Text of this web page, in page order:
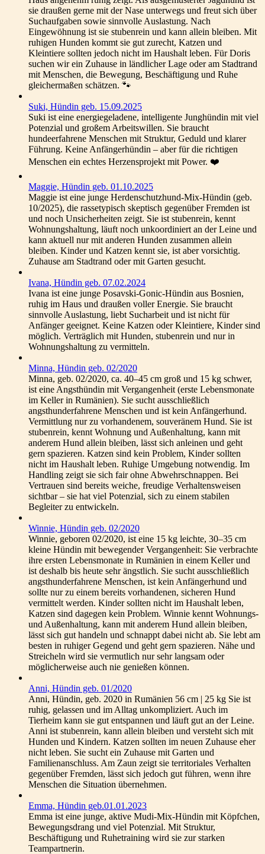
sie draußen gerne mit der Nase unterwegs und freut sich über
Suchaufgaben sowie sinnvolle Auslastung. Nach
Eingewöhnung ist sie stubenrein und kann allein bleiben. Mit
ruhigen Hunden kommt sie gut zurecht, Katzen und
Kleintiere sollten jedoch nicht im Haushalt leben. Für Doris
suchen wir ein Zuhause in ländlicher Lage oder am Stadtrand
mit Menschen, die Bewegung, Beschäftigung und Ruhe
gleichermaßen schätzen. 🐾
Suki, Hündin geb. 15.09.2025
Suki ist eine energiegeladene, intelligente Junghündin mit viel
Potenzial und großem Arbeitswillen. Sie braucht
hundeerfahrene Menschen mit Struktur, Geduld und klarer
Führung. Keine Anfängerhündin – aber für die richtigen
Menschen ein echtes Herzensprojekt mit Power. ❤️
Maggie, Hündin geb. 01.10.2025
Maggie ist eine junge Herdenschutzhund-Mix-Hündin (geb.
10/2025), die rassetypisch skeptisch gegenüber Fremden ist
und noch Unsicherheiten zeigt. Sie ist stubenrein, kennt
Wohnungshaltung, läuft noch unkoordiniert an der Leine und
kann aktuell nur mit anderen Hunden zusammen allein
bleiben. Kinder und Katzen kennt sie, ist aber vorsichtig.
Zuhause am Stadtrand oder mit Garten gesucht.
Ivana, Hündin geb. 07.02.2024
Ivana ist eine junge Posavski-Gonic-Hündin aus Bosnien,
ruhig im Haus und draußen voller Energie. Sie braucht
sinnvolle Auslastung, liebt Sucharbeit und ist nicht für
Anfänger geeignet. Keine Katzen oder Kleintiere, Kinder sind
möglich. Verträglich mit Hunden, stubenrein und nur in
Wohnungshaltung zu vermitteln.
Minna, Hündin geb. 02/2020
Minna, geb. 02/2020, ca. 40–45 cm groß und 15 kg schwer,
ist eine Angsthündin mit Vergangenheit (erste Lebensmonate
im Keller in Rumänien). Sie sucht ausschließlich
angsthunderfahrene Menschen und ist kein Anfängerhund.
Vermittlung nur zu vorhandenem, souveränem Hund. Sie ist
stubenrein, kennt Wohnung und Außenhaltung, kann mit
anderem Hund allein bleiben, lässt sich anleinen und geht
gern spazieren. Katzen sind kein Problem, Kinder sollten
nicht im Haushalt leben. Ruhige Umgebung notwendig. Im
Handling zeigt sie sich fair ohne Abwehrschnappen. Bei
Vertrauen sind bereits weiche, freudige Verhaltensweisen
sichtbar – sie hat viel Potenzial, sich zu einem stabilen
Begleiter zu entwickeln.
Winnie, Hündin geb. 02/2020
Winnie, geboren 02/2020, ist eine 15 kg leichte, 30–35 cm
kleine Hündin mit bewegender Vergangenheit: Sie verbrachte
ihre ersten Lebensmonate in Rumänien in einem Keller und
ist deshalb bis heute sehr ängstlich. Sie sucht ausschließlich
angsthunderfahrene Menschen, ist kein Anfängerhund und
sollte nur zu einem bereits vorhandenen, sicheren Hund
vermittelt werden. Kinder sollten nicht im Haushalt leben,
Katzen sind dagegen kein Problem. Winnie kennt Wohnungs-
und Außenhaltung, kann mit anderem Hund allein bleiben,
lässt sich gut handeln und schnappt dabei nicht ab. Sie lebt am
besten in ruhiger Gegend und geht gern spazieren. Nähe und
Streicheln wird sie vermutlich nur sehr langsam oder
möglicherweise auch nie genießen können.
Anni, Hündin geb. 01/2020
Anni, Hündin, geb. 2020 in Rumänien 56 cm | 25 kg Sie ist
ruhig, gelassen und im Alltag unkompliziert. Auch im
Tierheim kann sie gut entspannen und läuft gut an der Leine.
Anni ist stubenrein, kann allein bleiben und versteht sich mit
Hunden und Kindern. Katzen sollten im neuen Zuhause eher
nicht leben. Sie sucht ein Zuhause mit Garten und
Familienanschluss. Am Zaun zeigt sie territoriales Verhalten
gegenüber Fremden, lässt sich jedoch gut führen, wenn ihre
Menschen die Situation übernehmen.
Emma, Hündin geb.01.01.2023
Emma ist eine junge, aktive Mudi-Mix-Hündin mit Köpfchen,
Bewegungsdrang und viel Potenzial. Mit Struktur,
Beschäftigung und Ruhetraining wird sie zur starken
Teampartnerin.